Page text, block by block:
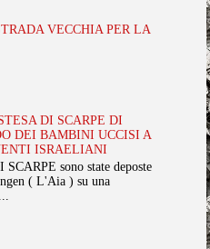
VECCHIA PER LA
DI SCARPE DI
DEI BAMBINI UCCISI A
ISRAELIANI
sono state deposte
( L'Aia ) su una